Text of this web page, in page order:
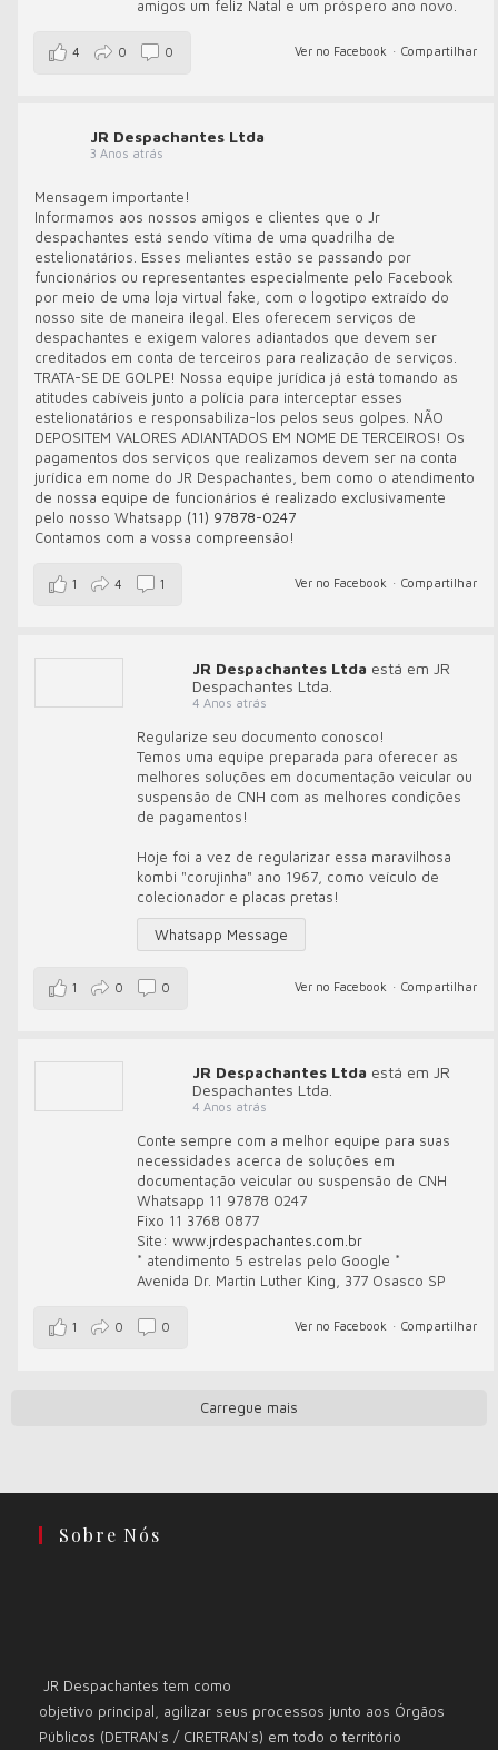
amigos um feliz Natal e um próspero ano novo.
Ver no Facebook · Compartilhar
4 0 0
JR Despachantes Ltda
3 Anos atrás
Mensagem importante!
Informamos aos nossos amigos e clientes que o Jr
despachantes está sendo vítima de uma quadrilha de
estelionatários. Esses meliantes estão se passando por
funcionários ou representantes especialmente pelo Facebook
por meio de uma loja virtual fake, com o logotipo extraído do
nosso site de maneira ilegal. Eles oferecem serviços de
despachantes e exigem valores adiantados que devem ser
creditados em conta de terceiros para realização de serviços.
TRATA-SE DE GOLPE! Nossa equipe jurídica já está tomando as
atitudes cabíveis junto a polícia para interceptar esses
estelionatários e responsabiliza-los pelos seus golpes. NÃO
DEPOSITEM VALORES ADIANTADOS EM NOME DE TERCEIROS! Os
pagamentos dos serviços que realizamos devem ser na conta
jurídica em nome do JR Despachantes, bem como o atendimento
de nossa equipe de funcionários é realizado exclusivamente
pelo nosso Whatsapp (11) 97878-0247
Contamos com a vossa compreensão!
Ver no Facebook · Compartilhar
1 4 1
JR Despachantes Ltda está em JR
Despachantes Ltda.
4 Anos atrás
Regularize seu documento conosco!
Temos uma equipe preparada para oferecer as
melhores soluções em documentação veicular ou
suspensão de CNH com as melhores condições
de pagamentos!
Hoje foi a vez de regularizar essa maravilhosa
kombi "corujinha" ano 1967, como veículo de
colecionador e placas pretas!
Whatsapp Message
Ver no Facebook · Compartilhar
1 0 0
JR Despachantes Ltda está em JR
Despachantes Ltda.
4 Anos atrás
Conte sempre com a melhor equipe para suas
necessidades acerca de soluções em
documentação veicular ou suspensão de CNH
Whatsapp 11 97878 0247
Fixo 11 3768 0877
Site: www.jrdespachantes.com.br
* atendimento 5 estrelas pelo Google *
Avenida Dr. Martin Luther King, 377 Osasco SP
Ver no Facebook · Compartilhar
1 0 0
Carregue mais
Sobre Nós
JR Despachantes tem como
objetivo principal, agilizar seus processos junto aos Órgãos
Públicos (DETRAN´s / CIRETRAN´s) em todo o território